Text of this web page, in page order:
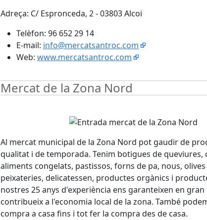
Adreça: C/ Espronceda, 2 - 03803 Alcoi
Telèfon: 96 652 29 14
E-mail: info@mercatsantroc.com
Web: www.mercatsantroc.com
Mercat de la Zona Nord
Al mercat municipal de la Zona Nord pot gaudir de
qualitat i de temporada. Tenim botigues de queviures,
aliments congelats, pastissos, forns de pa, nous,
peixateries, delicatessen, productes orgànics i
nostres 25 anys d'experiència ens garanteixen en gran
contribueix a l'economia local de la zona. També
compra a casa fins i tot fer la compra des de casa.